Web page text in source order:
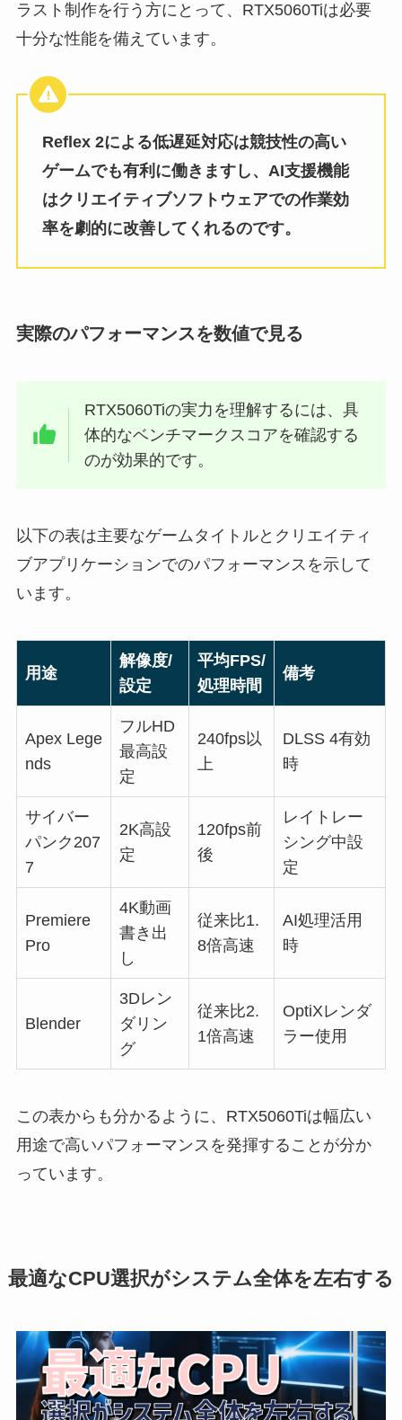
ラスト制作を行う方にとって、RTX5060Tiは必要
十分な性能を備えています。
Reflex 2による低遅延対応は競技性の高い
ゲームでも有利に働きますし、AI支援機能
はクリエイティブソフトウェアでの作業効
率を劇的に改善してくれるのです。
実際のパフォーマンスを数値で見る
RTX5060Tiの実力を理解するには、具
体的なベンチマークスコアを確認する
のが効果的です。
以下の表は主要なゲームタイトルとクリエイティ
ブアプリケーションでのパフォーマンスを示して
います。
用途
解像度/
設定
平均FPS/
処理時間
備考
Apex Lege
nds
フルHD
最高設
定
240fps以
上
DLSS 4有効
時
サイバー
パンク207
7
2K高設
定
120fps前
後
レイトレー
シング中設
定
Premiere
Pro
4K動画
書き出
し
従来比1.
8倍高速
AI処理活用
時
Blender
3Dレン
ダリン
グ
従来比2.
1倍高速
OptiXレンダ
ラー使用
この表からも分かるように、RTX5060Tiは幅広い
用途で高いパフォーマンスを発揮することが分か
っています。
最適なCPU選択がシステム全体を左右する